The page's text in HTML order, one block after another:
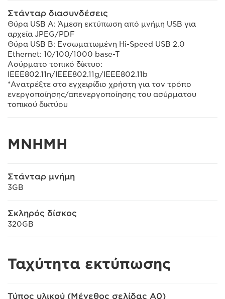
Στάνταρ διασυνδέσεις
Θύρα USB A: Άμεση εκτύπωση από μνήμη USB για
αρχεία JPEG/PDF
Θύρα USB B: Ενσωματωμένη Hi-Speed USB 2.0
Ethernet: 10/100/1000 base-T
Ασύρματο τοπικό δίκτυο:
IEEE802.11n/IEEE802.11g/IEEE802.11b
*Ανατρέξτε στο εγχειρίδιο χρήστη για τον τρόπο
ενεργοποίησης/απενεργοποίησης του ασύρματου
τοπικού δικτύου
ΜΝΗΜΗ
Στάνταρ μνήμη
3GB
Σκληρός δίσκος
320GB
Ταχύτητα εκτύπωσης
Τύπος υλικού (Μέγεθος σελίδας A0)